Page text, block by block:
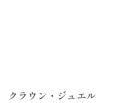
クラウン・ジュエル